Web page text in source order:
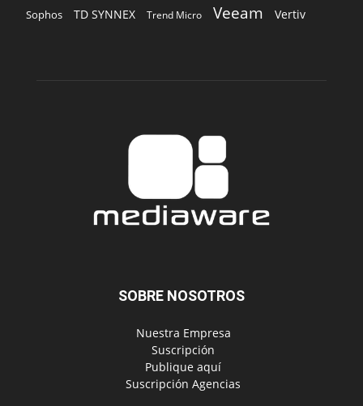
Sophos TD SYNNEX Trend Micro Veeam Vertiv
SOBRE NOSOTROS
‎ Nuestra Empresa
‎ Suscripción
‎ Publique aquí
‎ Suscripción Agencias